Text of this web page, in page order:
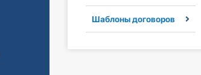
Шаблоны договоров